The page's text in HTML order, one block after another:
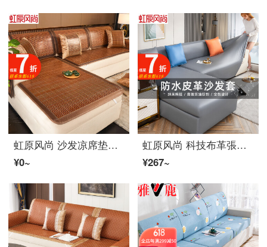
虹原风尚 沙发凉席垫天然竹席沙发垫夏季竹坐垫皮木布组合ソファーカバー罩巾全包環境にやさしい竹条沙发垫可定制 墨竹竹席-简约款 宽80*长120cm一张
¥0~
虹原风尚 科技布革張りのソファ套罩全包全套四季通用防水防污防猫抓懒人沙发巾全包围弹力防滑坐垫不粘毛万能ソファーカバー 科韵-灰色 45*45cm抱枕套(不含芯)一张
¥267~